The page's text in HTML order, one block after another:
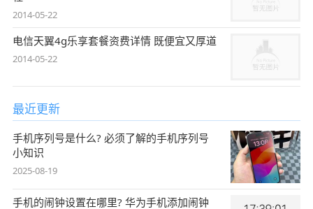
2014-05-22
电信天翼4g乐享套餐资费详情 既便宜又厚道
2014-05-22
最近更新
手机序列号是什么? 必须了解的手机序列号
小知识
2025-08-19
手机的闹钟设置在哪里? 华为手机添加闹钟